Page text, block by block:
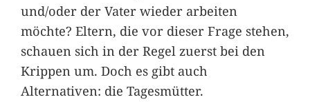
und/oder der Vater wieder arbeiten
möchte? Eltern, die vor dieser Frage stehen,
schauen sich in der Regel zuerst bei den
Krippen um. Doch es gibt auch
Alternativen: die Tagesmütter.